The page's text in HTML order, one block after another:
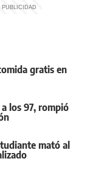
gratis en
los 97, rompió
mató al